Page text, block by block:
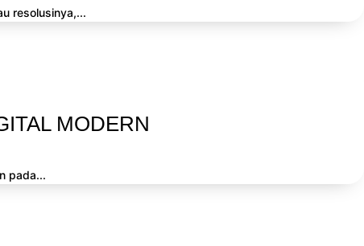
resolusinya,...
MODERN
pada...